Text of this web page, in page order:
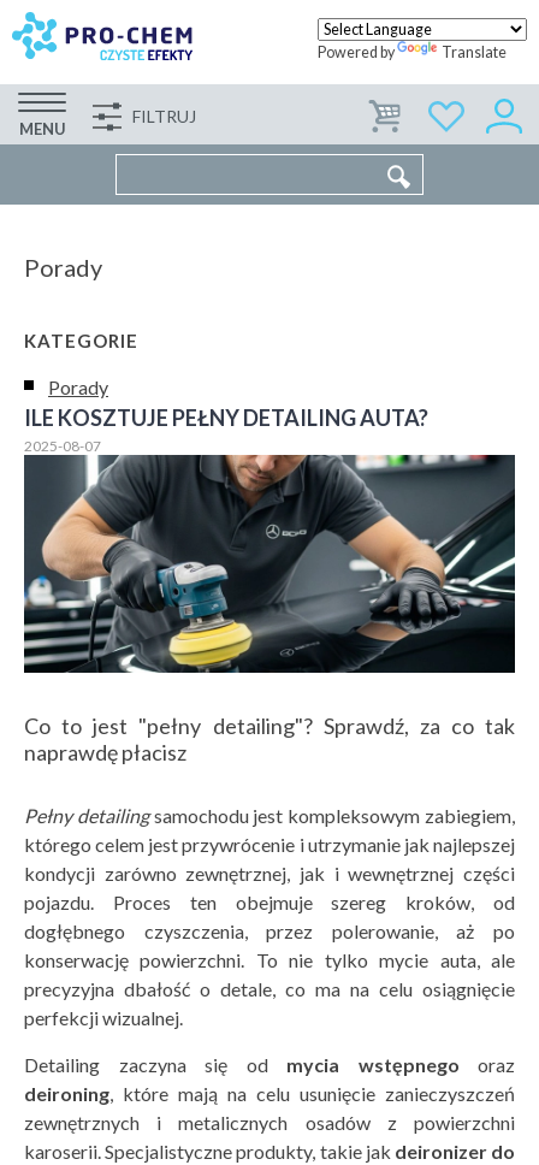
Powered by Translate
MENU
FILTRUJ WSPÓŁPRACA KONTAKT
Porady
KATEGORIE
Porady
ILE KOSZTUJE PEŁNY DETAILING AUTA?
2025-08-07
Co to jest "pełny detailing"? Sprawdź, za co tak
naprawdę płacisz
Pełny detailingsamochodu jest kompleksowym zabiegiem,
którego celem jest przywrócenie i utrzymanie jak najlepszej
kondycji zarówno zewnętrznej, jak i wewnętrznej części
pojazdu. Proces ten obejmuje szereg kroków, od
dogłębnego czyszczenia, przez polerowanie, aż po
konserwację powierzchni. To nie tylko mycie auta, ale
precyzyjna dbałość o detale, co ma na celu osiągnięcie
perfekcji wizualnej.
Detailing zaczyna się od mycia wstępnego oraz
deironing, które mają na celu usunięcie zanieczyszczeń
zewnętrznych i metalicznych osadów z powierzchni
karoserii. Specjalistyczne produkty, takie jak deironizer do